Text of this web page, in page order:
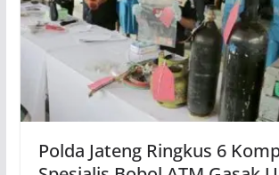
Polda Jateng Ringkus 6